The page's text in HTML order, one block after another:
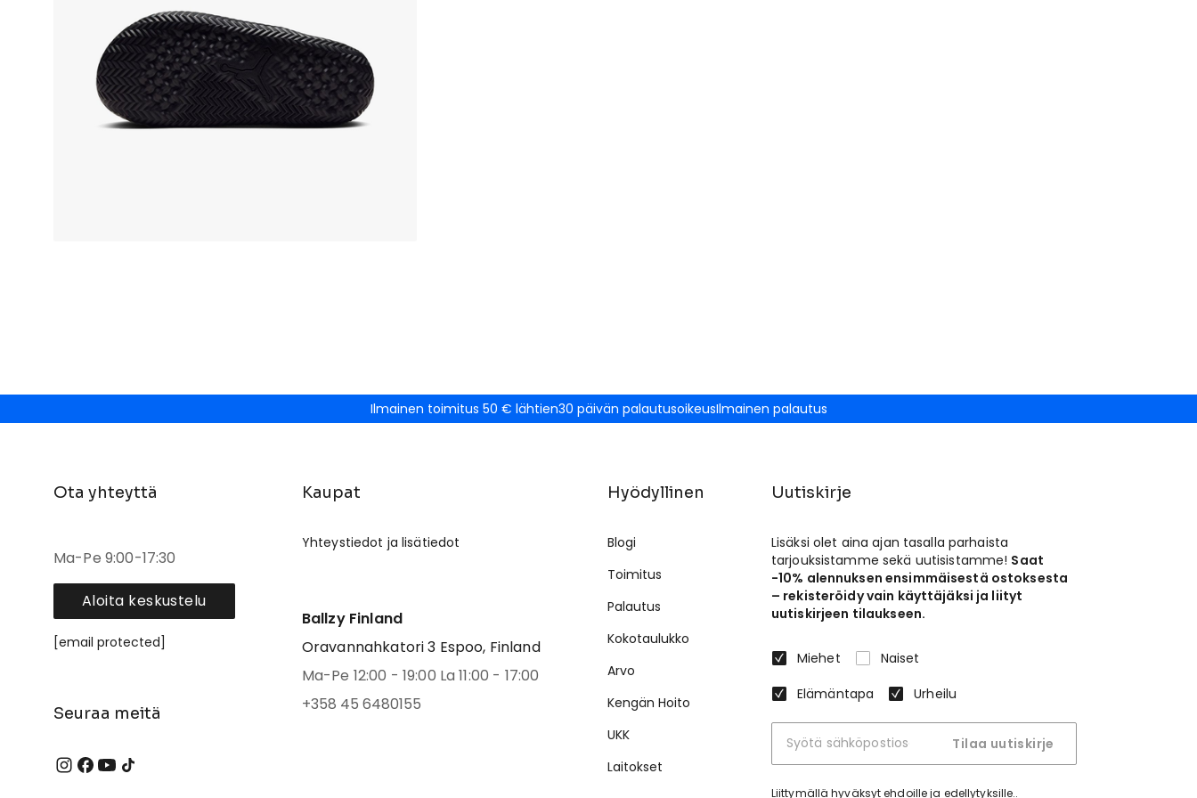
Ilmainen toimitus 50 € lähtien30 päivän palautusoikeusIlmainen palautus
Ota yhteyttä
Ma-Pe 9:00-17:30
Aloita keskustelu
[email protected]
Seuraa meitä
Kaupat
Yhteystiedot ja lisätiedot
Ballzy Finland
Oravannahkatori 3 Espoo, Finland
Ma-Pe 12:00 - 19:00 La 11:00 - 17:00
+358 45 6480155
Hyödyllinen
Blogi
Toimitus
Palautus
Kokotaulukko
Arvo
Kengän Hoito
UKK
Laitokset
Uutiskirje
Lisäksi olet aina ajan tasalla parhaista
tarjouksistamme sekä uutisistamme! Saat
-10% alennuksen ensimmäisestä ostoksesta
– rekisteröidy vain käyttäjäksi ja liityt
uutiskirjeen tilaukseen.
Miehet
Naiset
Elämäntapa
Urheilu
Tilaa uutiskirje
Liittymällä hyväksytehdoille ja edellytyksille..